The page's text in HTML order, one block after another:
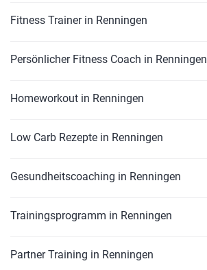
Fitness Trainer in Renningen
Persönlicher Fitness Coach in Renningen
Homeworkout in Renningen
Low Carb Rezepte in Renningen
Gesundheitscoaching in Renningen
Trainingsprogramm in Renningen
Partner Training in Renningen